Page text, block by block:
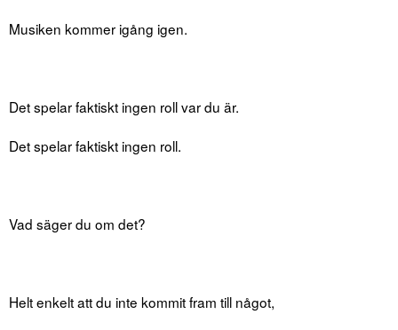
Musiken kommer igång igen.
Det spelar faktiskt ingen roll var du är.
Det spelar faktiskt ingen roll.
Vad säger du om det?
Helt enkelt att du inte kommit fram till något,